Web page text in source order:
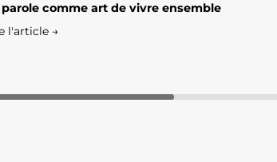
parole comme art de vivre ensemble
l'article →